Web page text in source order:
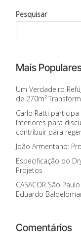
Pesquisar
Mais
Um Verdadeiro
de 270m²
Carlo Ratti
Interiores para
contribuir para
João Armentano:
Especificação do
Projetos
CASACOR São
Eduardo
Comentários